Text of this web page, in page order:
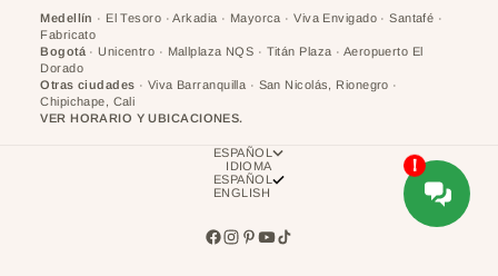
Medellín · El Tesoro · Arkadia · Mayorca · Viva Envigado · Santafé ·
Fabricato
Bogotá· Unicentro · Mallplaza NQS · Titán Plaza · Aeropuerto El
Dorado
Otras ciudades · Viva Barranquilla · San Nicolás, Rionegro ·
Chipichape, Cali
VER HORARIO Y UBICACIONES.
ESPAÑOL
IDIOMA
ESPAÑOL
ENGLISH